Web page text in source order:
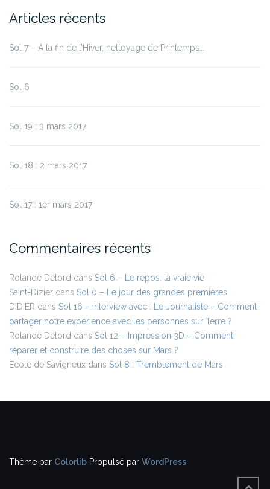
Articles récents
Sol 7 – A la fin de l’Hiver, nettoyage de Printemps…
Sol 6
Sol 19 : 3 mars 2017
Sol 18 : 2 mars 2017
Sol 17 : 1er mars 2017
Commentaires récents
Rolande Delord dans Sol 6 – Le repos, la vraie vie
Saint-Dizier dans Sol 0 – Le jour des grandes premières
DIDIER dans Sol 16 – Interview avec : Le Journaliste – Comment
partager notre expérience avec les personnes sur Terre ?
Rolande Delord dans Sol 12 – Impression 3D – Comment
réparer et construire des choses sur Mars ?
Ecole de Savigneux dans Sol 8 : Tremblement de Mars
Thème par Colorlib Propulsé par WordPress